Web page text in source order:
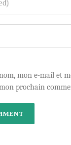
mon e-mail et
prochain